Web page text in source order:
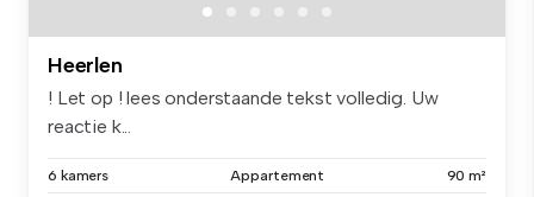
Heerlen
! Let op ! lees onderstaande tekst volledig. Uw
reactie k...
6 kamers Appartement 90 m²